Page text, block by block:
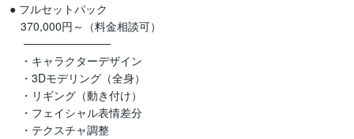
● フルセットパック
370,000円～（料金相談可）
───────────
・キャラクターデザイン
・3Dモデリング（全身）
・リギング（動き付け）
・フェイシャル表情差分
・テクスチャ調整